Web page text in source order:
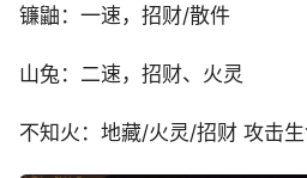
镰鼬：一速，招财/散件
山兔：二速，招财、火灵
不知火：地藏/火灵/招财 攻击